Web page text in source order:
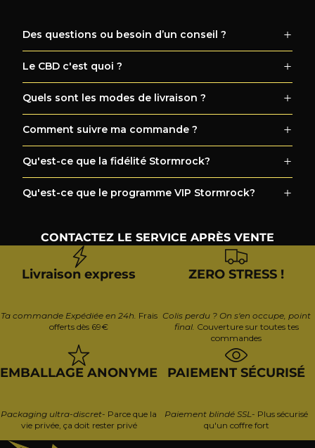
Des questions ou besoin d’un conseil ?
Le CBD c'est quoi ?
Quels sont les modes de livraison ?
Comment suivre ma commande ?
Qu'est-ce que la fidélité Stormrock?
Qu'est-ce que le programme VIP Stormrock?
CONTACTEZ LE SERVICE APRÈS VENTE
Livraison express
Ta commande Expédiée en 24h. Frais
offerts dès 69€
ZERO STRESS !
Colis perdu ? On s'en occupe, point
final. Couverture sur toutes tes
commandes
EMBALLAGE ANONYME
Packaging ultra-discret- Parce que la
vie privée, ça doit rester privé
PAIEMENT SÉCURISÉ
Paiement blindé SSL - Plus sécurisé
qu'un coffre fort